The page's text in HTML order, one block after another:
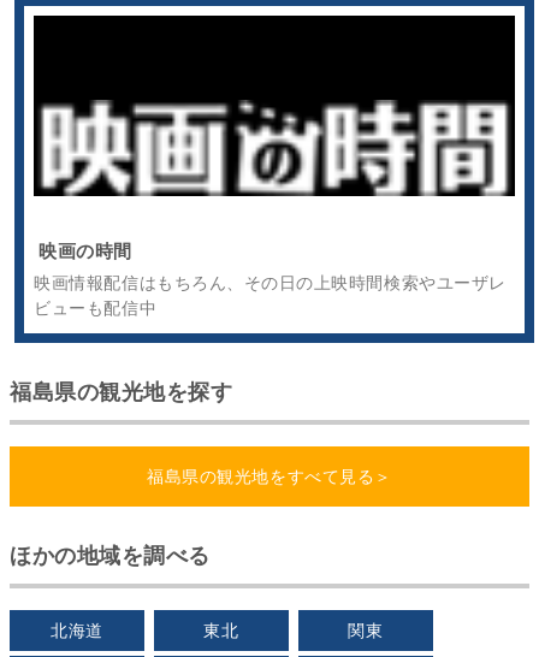
映画の時間
映画情報配信はもちろん、その日の上映時間検索やユーザレ
ビューも配信中
福島県の観光地を探す
福島県の観光地をすべて見る＞
ほかの地域を調べる
北海道 東北 関東